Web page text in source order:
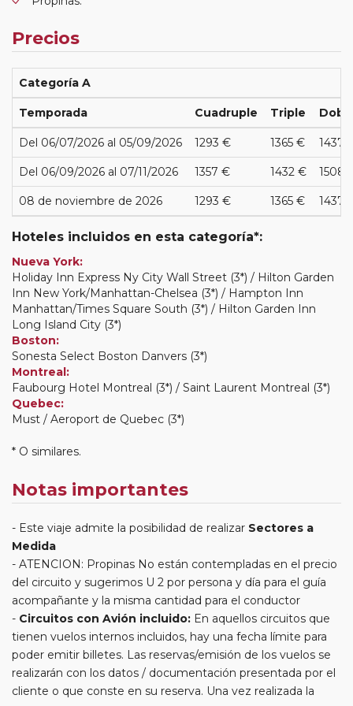
Precios
Categoría A
Temporada Cuadruple Triple
Del 06/07/2026 al 05/09/2026 1293 € 1365 € 1437
Del 06/09/2026 al 07/11/2026 1357 € 1432 € 1508
08 de noviembre de 2026 1293 € 1365 € 1437
Hoteles incluidos en esta categoría*:
Nueva York:
Holiday Inn Express Ny City Wall Street (3*) / Hilton Garden
Inn New York/Manhattan-Chelsea (3*) / Hampton Inn
Manhattan/Times Square South (3*) / Hilton Garden Inn
Long Island City (3*)
Boston:
Sonesta Select Boston Danvers (3*)
Montreal:
Faubourg Hotel Montreal (3*) / Saint Laurent Montreal (3*)
Quebec:
Must / Aeroport de Quebec (3*)
* O similares.
Notas importantes
Este viaje admite la posibilidad de realizar Sectores a
Medida
ATENCION: Propinas No están contempladas en el precio
del circuito y sugerimos U 2 por persona y día para el guía
acompañante y la misma cantidad para el conductor
Circuitos con Avión incluido: En aquellos circuitos que
tienen vuelos internos incluidos, hay una fecha límite para
poder emitir billetes. Las reservas/emisión de los vuelos se
realizarán con los datos / documentación presentada por el
cliente o que conste en su reserva. Una vez realizada la